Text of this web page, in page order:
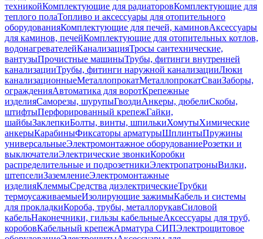
техникойКомплектующие для радиаторовКомплектующие для
теплого полаТопливо и аксессуары для отопительного
оборудованияКомплектующие для печей, каминовАксессуары
для каминов, печейКомплектующие для отопительных котлов,
водонагревателейКанализацияТросы сантехнические,
вантузыПрочистные машиныТрубы, фитинги внутренней
канализацииТрубы, фитинги наружной канализацииЛюки
канализационныеМеталлопрокатМеталлопрокатСваиЗаборы,
огражденияАвтоматика для воротКрепежные
изделияСаморезы, шурупыГвоздиАнкеры, дюбелиСкобы,
штифтыПерфорированный крепежГайки,
шайбыЗаклепкиБолты, винты, шпилькиХомутыХимические
анкерыКарабиныФиксаторы арматурыШплинтыПружины
универсальныеЭлектромонтажное оборудованиеРозетки и
выключателиЭлектрические звонкиКоробки
распределительные и подрозетникиЭлектропатроныВилки,
штепселиЗаземлениеЭлектромонтажные
изделияКлеммыСредства диэлектрическиеТрубки
термоусаживаемыеИзолирующие зажимыКабель и системы
для прокладкиКороба, трубы, металлорукавСиловой
кабельНаконечники, гильзы кабельныеАксессуары для труб,
коробовКабельный крепежАрматура СИПЭлектрощитовое